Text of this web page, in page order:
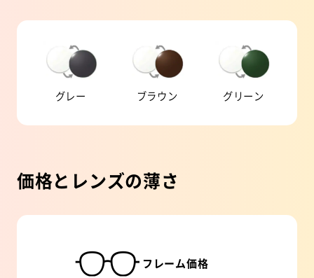
グレー ブラウン グリーン
価格とレンズの薄さ
フレーム価格